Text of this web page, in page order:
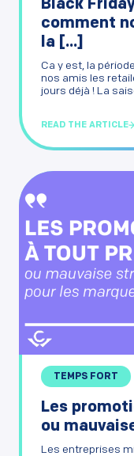
Black
comment
la [...]
Ca y est, la
nos amis les
jours déjà ! La
READ THE ARTICLE
TEMPS FORT
Les
ou
Les entreprises